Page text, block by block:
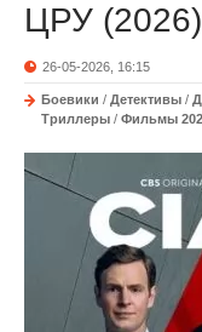
ЦРУ (2026)
26-05-2026, 16:15
Боевики / Детективы /
Триллеры / Фильмы